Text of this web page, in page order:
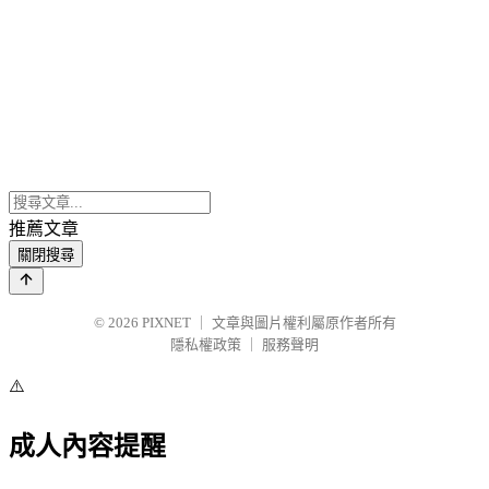
推薦文章
關閉搜尋
© 2026 PIXNET
文章與圖片權利屬原作者所有
隱私權政策
服務聲明
⚠️
成人內容提醒